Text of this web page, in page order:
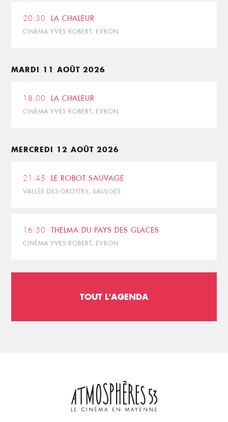
20:30 LA CHALEUR
CINÉMA YVES ROBERT, EVRON
MARDI 11 AOÛT 2026
18:00 LA CHALEUR
CINÉMA YVES ROBERT, EVRON
MERCREDI 12 AOÛT 2026
21:45 LE ROBOT SAUVAGE
VALLÉE DES GROTTES, SAULGES
16:30 THELMA DU PAYS DES GLACES
CINÉMA YVES ROBERT, EVRON
TOUT L'AGENDA